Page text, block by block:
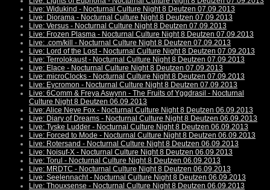
Live: Widukind - Nocturnal Culture Night 8 Deutzen 07.09.2013
Live: Diorama - Nocturnal Culture Night 8 Deutzen 07.09.2013
Live: Versus - Nocturnal Culture Night 8 Deutzen 07.09.2013
Live: Frozen Plasma - Nocturnal Culture Night 8 Deutzen 07.09.2013
Live: .com/kill - Nocturnal Culture Night 8 Deutzen 07.09.2013
Live: Lord of the Lost - Nocturnal Culture Night 8 Deutzen 07.09.2013
Live: Terrolokaust - Nocturnal Culture Night 8 Deutzen 07.09.2013
Live: Elace - Nocturnal Culture Night 8 Deutzen 07.09.2013
Live: microClocks - Nocturnal Culture Night 8 Deutzen 07.09.2013
Live: Eycromon - Nocturnal Culture Night 8 Deutzen 07.09.2013
Live: 6Comm & Freya Aswynn - The Fruits of Yggdrasil - Nocturnal
Culture Night 8 Deutzen 06.09.2013
Live: Alice Neve Fox - Nocturnal Culture Night 8 Deutzen 06.09.2013
Live: Diary of Dreams - Nocturnal Culture Night 8 Deutzen 06.09.2013
Live: Tyske Ludder - Nocturnal Culture Night 8 Deutzen 06.09.2013
Live: Forced to Mode - Nocturnal Culture Night 8 Deutzen 06.09.2013
Live: Rotersand - Nocturnal Culture Night 8 Deutzen 06.09.2013
Live: Noisuf-X - Nocturnal Culture Night 8 Deutzen 06.09.2013
Live: Torul - Nocturnal Culture Night 8 Deutzen 06.09.2013
Live: MRDTC - Nocturnal Culture Night 8 Deutzen 06.09.2013
Live: Seelennacht - Nocturnal Culture Night 8 Deutzen 06.09.2013
Live: Thouxsense - Nocturnal Culture Night 8 Deutzen 06.09.2013